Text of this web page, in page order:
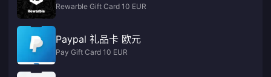
Rewarble Gift Card 10 EUR
Paypal 礼品卡 欧元
Pay Gift Card 10 EUR